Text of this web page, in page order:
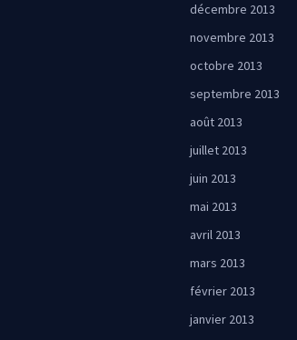
décembre 2013
novembre 2013
octobre 2013
septembre 2013
août 2013
juillet 2013
juin 2013
mai 2013
avril 2013
mars 2013
février 2013
janvier 2013